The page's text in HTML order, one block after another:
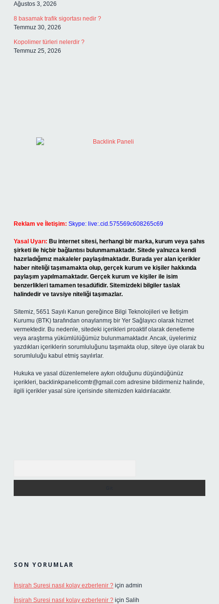
Ağustos 3, 2026
8 basamak trafik sigortası nedir ?
Temmuz 30, 2026
Kopolimer türleri nelerdir ?
Temmuz 25, 2026
Reklam ve İletişim: Skype: live:.cid.575569c608265c69
Yasal Uyarı: Bu internet sitesi, herhangi bir marka, kurum veya şahıs
şirketi ile hiçbir bağlantısı bulunmamaktadır. Sitede yalnızca kendi
hazırladığımız makaleler paylaşılmaktadır. Burada yer alan içerikler
haber niteliği taşımamakta olup, gerçek kurum ve kişiler hakkında
paylaşım yapılmamaktadır. Gerçek kurum ve kişiler ile isim
benzerlikleri tamamen tesadüfidir. Sitemizdeki bilgiler taslak
halindedir ve tavsiye niteliği taşımazlar.
Sitemiz, 5651 Sayılı Kanun gereğince Bilgi Teknolojileri ve İletişim
Kurumu (BTK) tarafından onaylanmış bir Yer Sağlayıcı olarak hizmet
vermektedir. Bu nedenle, sitedeki içerikleri proaktif olarak denetleme
veya araştırma yükümlülüğümüz bulunmamaktadır. Ancak, üyelerimiz
yazdıkları içeriklerin sorumluluğunu taşımakta olup, siteye üye olarak bu
sorumluluğu kabul etmiş sayılırlar.
Hukuka ve yasal düzenlemelere aykırı olduğunu düşündüğünüz
içerikleri, backlinkpanelicomtr@gmail.com adresine bildirmeniz halinde,
ilgili içerikler yasal süre içerisinde sitemizden kaldırılacaktır.
SON YORUMLAR
İnşirah Suresi nasıl kolay ezberlenir ? için admin
İnşirah Suresi nasıl kolay ezberlenir ? için Salih